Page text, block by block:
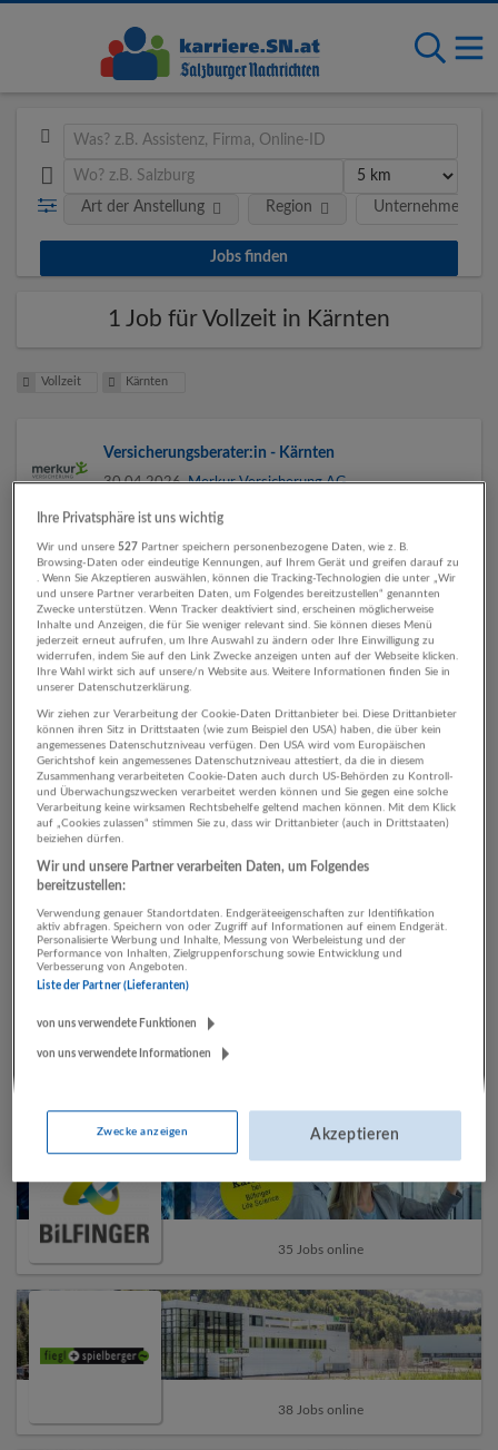
Art der Anstellung Unternehmen
Region
1 Job für Vollzeit in Kärnten
Vollzeit Kärnten
Versicherungsberater:in - Kärnten
30.04.2026,Merkur Versicherung AG
Automatisch neue Jobs per E-Mail erhalten?
Jetzt Suchagent aktivieren!
Top-Arbeitgeber
17 Jobs online
35 Jobs online
38 Jobs online
Ihre Privatsphäre ist uns wichtig
Wir und unsere527 Partner speichern personenbezogene Daten, wie z. B.
Browsing-Daten oder eindeutige Kennungen, auf Ihrem Gerät und greifen darauf zu
. Wenn Sie Akzeptieren auswählen, können die Tracking-Technologien die unter „Wir
und unsere Partner verarbeiten Daten, um Folgendes bereitzustellen“ genannten
Zwecke unterstützen. Wenn Tracker deaktiviert sind, erscheinen möglicherweise
Inhalte und Anzeigen, die für Sie weniger relevant sind. Sie können dieses Menü
jederzeit erneut aufrufen, um Ihre Auswahl zu ändern oder Ihre Einwilligung zu
widerrufen, indem Sie auf den Link Zwecke anzeigen unten auf der Webseite klicken.
Ihre Wahl wirkt sich auf unsere/n Website aus. Weitere Informationen finden Sie in
unserer Datenschutzerklärung.
Wir ziehen zur Verarbeitung der Cookie-Daten Drittanbieter bei. Diese Drittanbieter
können ihren Sitz in Drittstaaten (wie zum Beispiel den USA) haben, die über kein
angemessenes Datenschutzniveau verfügen. Den USA wird vom Europäischen
Gerichtshof kein angemessenes Datenschutzniveau attestiert, da die in diesem
Zusammenhang verarbeiteten Cookie-Daten auch durch US-Behörden zu Kontroll-
und Überwachungszwecken verarbeitet werden können und Sie gegen eine solche
Verarbeitung keine wirksamen Rechtsbehelfe geltend machen können. Mit dem Klick
auf „Cookies zulassen“ stimmen Sie zu, dass wir Drittanbieter (auch in Drittstaaten)
beiziehen dürfen.
Wir und unsere Partner verarbeiten Daten, um Folgendes
bereitzustellen:
Verwendung genauer Standortdaten. Endgeräteeigenschaften zur Identifikation
aktiv abfragen. Speichern von oder Zugriff auf Informationen auf einem Endgerät.
Personalisierte Werbung und Inhalte, Messung von Werbeleistung und der
Performance von Inhalten, Zielgruppenforschung sowie Entwicklung und
Verbesserung von Angeboten.
Liste der Partner (Lieferanten)
von uns verwendete Funktionen
von uns verwendete Informationen
Zwecke anzeigen Akzeptieren